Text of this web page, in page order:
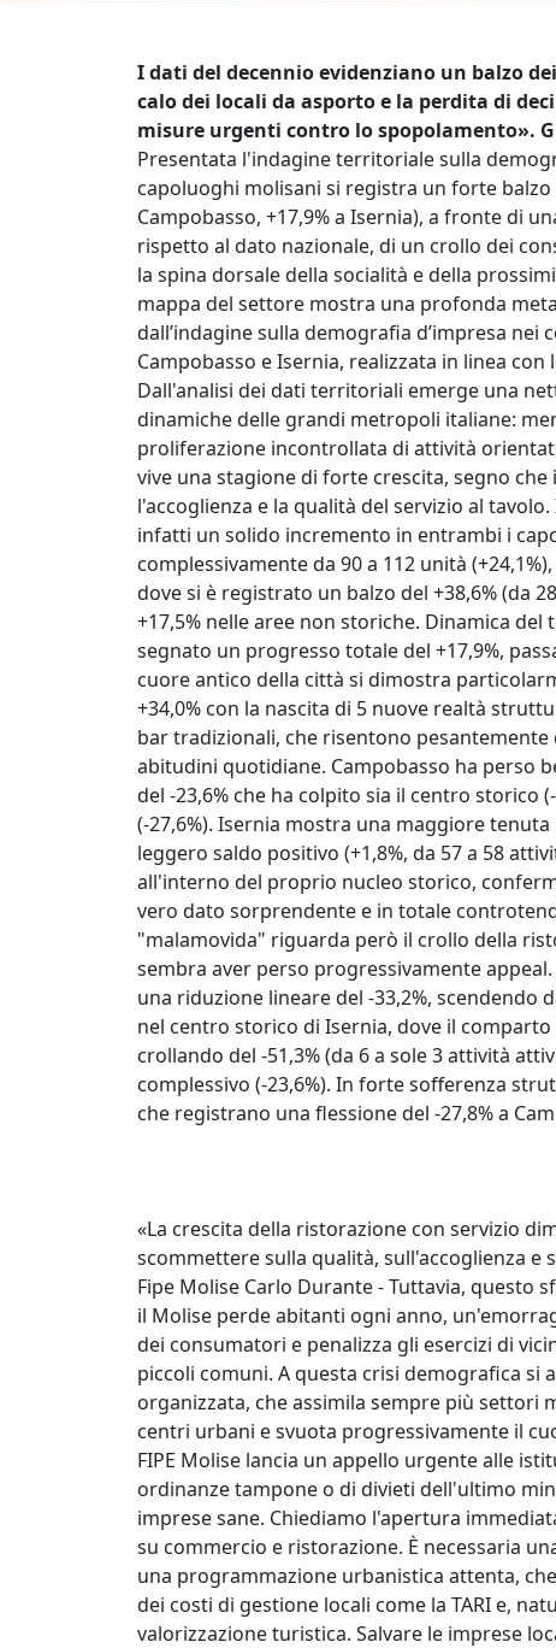
I dati del decennio evidenziano un balzo
calo dei locali da asporto e la perdita di
misure urgenti contro lo spopolamento».
Presentata l'indagine territoriale sulla
capoluoghi molisani si registra un forte
Campobasso, +17,9% a Isernia), a fronte di
rispetto al dato nazionale, di un crollo dei
la spina dorsale della socialità e della
mappa del settore mostra una profonda
dall’indagine sulla demografia d’impresa
Campobasso e Isernia, realizzata in linea
Dall'analisi dei dati territoriali emerge una
dinamiche delle grandi metropoli italiane:
proliferazione incontrollata di attività
vive una stagione di forte crescita, segno
l'accoglienza e la qualità del servizio al
infatti un solido incremento in entrambi i
complessivamente da 90 a 112 unità
dove si è registrato un balzo del +38,6% (da
+17,5% nelle aree non storiche. Dinamica
segnato un progresso totale del +17,9%,
cuore antico della città si dimostra
+34,0% con la nascita di 5 nuove realtà
bar tradizionali, che risentono
abitudini quotidiane. Campobasso ha perso
del -23,6% che ha colpito sia il centro storico
(-27,6%). Isernia mostra una maggiore
leggero saldo positivo (+1,8%, da 57 a 58
all'interno del proprio nucleo storico,
vero dato sorprendente e in totale
"malamovida" riguarda però il crollo della
sembra aver perso progressivamente
una riduzione lineare del -33,2%, scendendo
nel centro storico di Isernia, dove il
crollando del -51,3% (da 6 a sole 3 attività
complessivo (-23,6%). In forte sofferenza
che registrano una flessione del -27,8% a
«La crescita della ristorazione con servizio
scommettere sulla qualità, sull'accoglienza
Fipe Molise Carlo Durante - Tuttavia, questo
il Molise perde abitanti ogni anno,
dei consumatori e penalizza gli esercizi di
piccoli comuni. A questa crisi demografica
organizzata, che assimila sempre più settori
centri urbani e svuota progressivamente il
FIPE Molise lancia un appello urgente alle
ordinanze tampone o di divieti dell'ultimo
imprese sane. Chiediamo l'apertura
su commercio e ristorazione. È necessaria
una programmazione urbanistica attenta,
dei costi di gestione locali come la TARI e,
valorizzazione turistica. Salvare le imprese